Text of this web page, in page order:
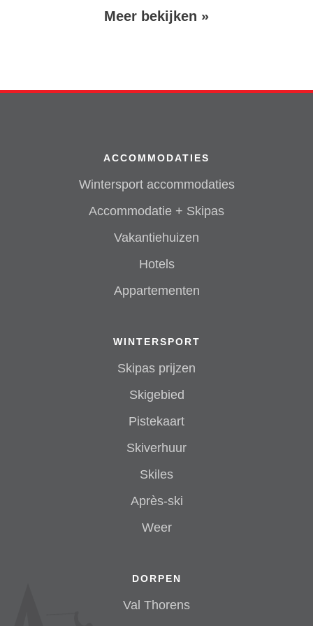
Volgende
Meer bekijken »
ACCOMMODATIES
Wintersport accommodaties
Accommodatie + Skipas
Vakantiehuizen
Hotels
Appartementen
WINTERSPORT
Skipas prijzen
Skigebied
Pistekaart
Skiverhuur
Skiles
Après-ski
Weer
DORPEN
Val Thorens